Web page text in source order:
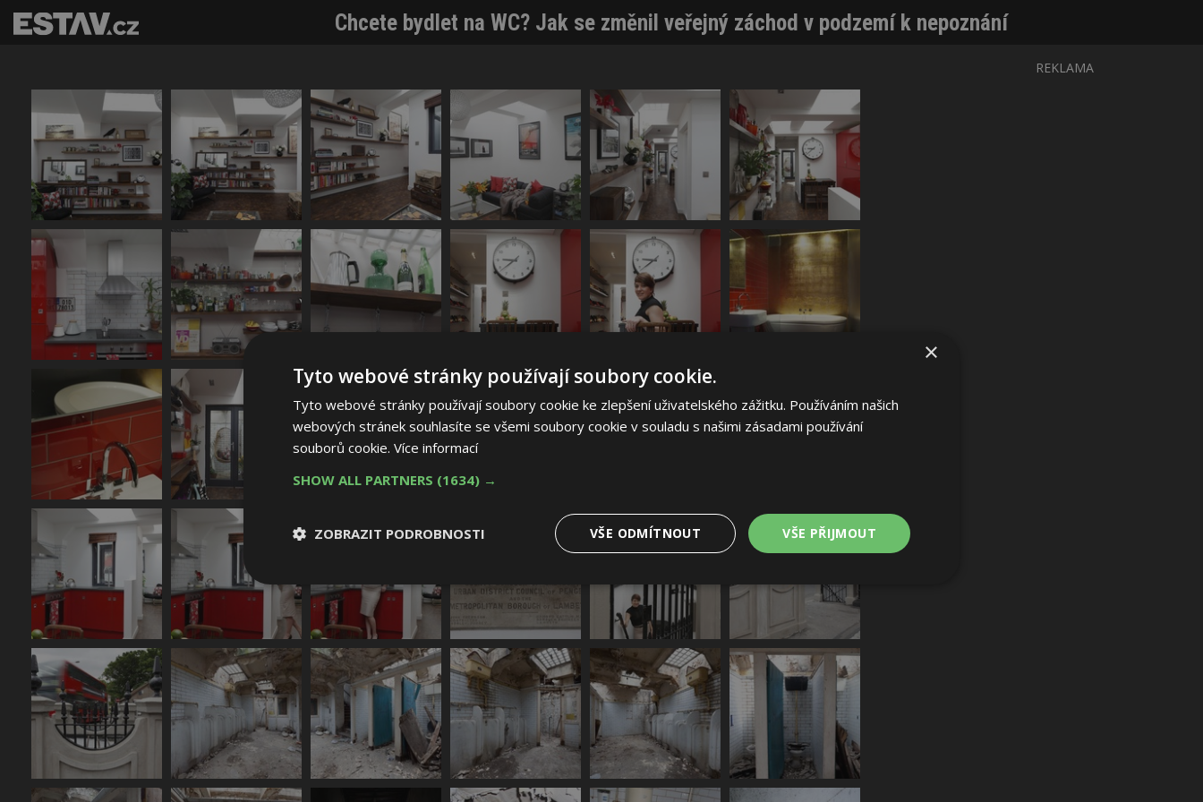
Chcete bydlet na WC? Jak se změnil veřejný záchod v podzemí k nepoznání
REKLAMA
×
Tyto webové stránky používají soubory cookie.
Tyto webové stránky používají soubory cookie ke zlepšení uživatelského zážitku. Používáním našich
webových stránek souhlasíte se všemi soubory cookie v souladu s našimi zásadami používání
souborů cookie. Více informací
SHOW ALL PARTNERS (1634) →
VŠE PŘIJMOUT
VŠE ODMÍTNOUT
ZOBRAZIT PODROBNOSTI
Nezbytně nutné
soubory
Výkonové
soubory
Soubory cílení Funkční soubory
Nezařazené
soubory
Nezbytně nutné soubory Výkonové soubory Soubory cílení Funkční soubory Nezařazené soubory
Nezbytně nutné soubory cookie umožňují základní funkce webových stránek, jako je přihlášení uživatele a správa účtu.
Webové stránky nelze bez nezbytně nutných souborů cookie správně používat.